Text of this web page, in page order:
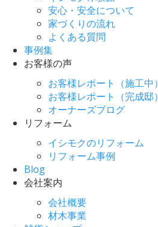
安心・安全について
家づくりの流れ
よくある質問
事例集
お客様の声
お客様レポート（施工中）
お客様レポート（完成邸）
オーナーズブログ
リフォーム
イシモクのリフォーム
リフォーム事例
Blog
会社案内
会社概要
材木事業